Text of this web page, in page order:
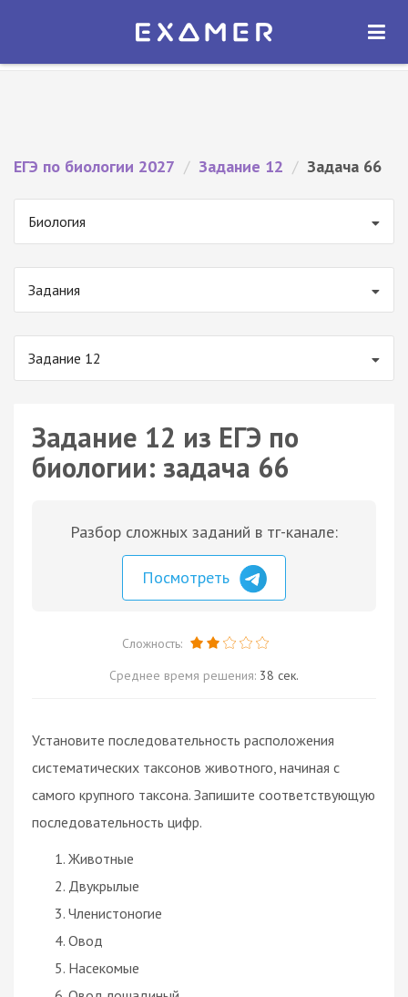
Экзамер — ЕГЭ 2027
ОТКРЫТЬ
ЕГЭ по биологии 2027 / Задание 12 / Задача 66
Биология
Задания
Задание 12
Задание 12 из ЕГЭ по
биологии: задача 66
Разбор сложных заданий в тг-канале:
Посмотреть
Сложность:
Среднее время решения: 38 сек.
Установите последовательность расположения
систематических таксонов животного, начиная с
самого крупного таксона. Запишите соответствующую
последовательность цифр.
Животные
Двукрылые
Членистоногие
Овод
Насекомые